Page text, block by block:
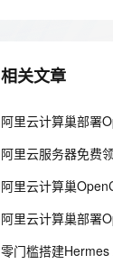
相关文章
阿里云服务器免费